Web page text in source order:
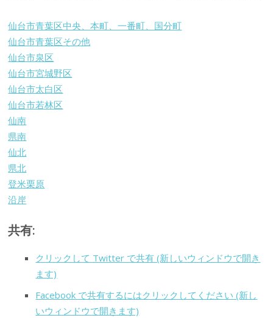
仙台市青葉区中央、本町、一番町、国分町
仙台市青葉区その他
仙台市泉区
仙台市宮城野区
仙台市太白区
仙台市若林区
仙南
県南
仙北
県北
登米栗原
沿岸
共有:
クリックして Twitter で共有 (新しいウィンドウで開き
ます)
Facebook で共有するにはクリックしてください (新し
いウィンドウで開きます)